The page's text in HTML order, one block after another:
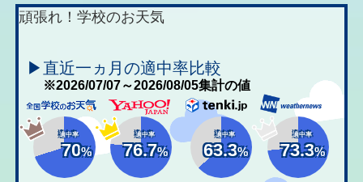
頑張れ！学校のお天気
▶直近一ヵ月の適中率比較
※2026/07/07～2026/08/05集計の値
適中率
70%
適中率
76.7%
適中率
63.3%
適中率
73.3%